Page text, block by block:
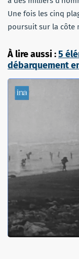
Une fois les cinq
poursuit sur la côte
À lire aussi :5
débarquement